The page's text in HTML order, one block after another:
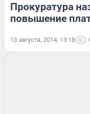
Прокуратура
повышение
13 августа, 2014, 13:18